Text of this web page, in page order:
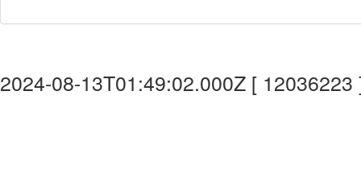
2024-08-13T01:49:02.000Z [ 12036223